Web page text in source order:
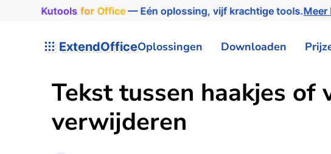
Kutools for Office— Eén oplossing, vijf krachtige tools.Meer
ExtendOfficeOplossingen Downloaden
Tekst tussen haakjes of
verwijderen